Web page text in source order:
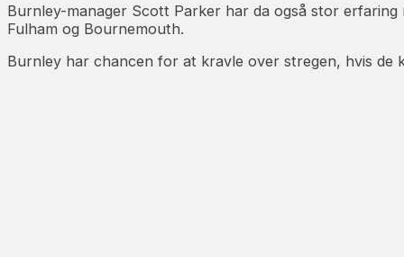
Burnley-manager Scott Parker har da også stor
Fulham og Bournemouth.
Burnley har chancen for at kravle over stregen, hvis de